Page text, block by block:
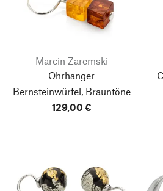
Marcin Zaremski
Ohrhänger
Bernsteinwürfel, Brauntöne
129,00 €